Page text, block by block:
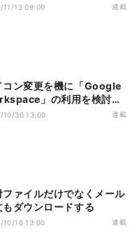
11/13 09:00 連載
コン変更を機に「Google
」の利用を検討し
よう
10/30 13:00 連載
ファイルだけでなくメール
もダウンロードする
10/16 13:00 連載